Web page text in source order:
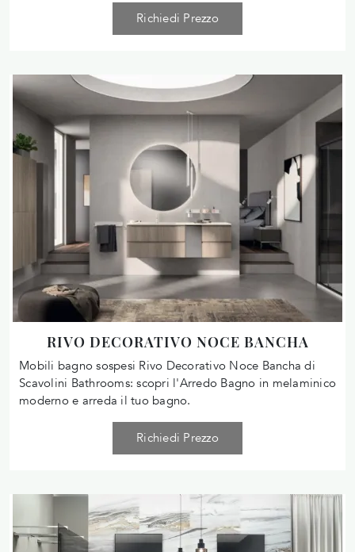
Richiedi Prezzo
RIVO DECORATIVO NOCE BANCHA
Mobili bagno sospesi Rivo Decorativo Noce Bancha di
Scavolini Bathrooms: scopri l'Arredo Bagno in melaminico
moderno e arreda il tuo bagno.
Richiedi Prezzo